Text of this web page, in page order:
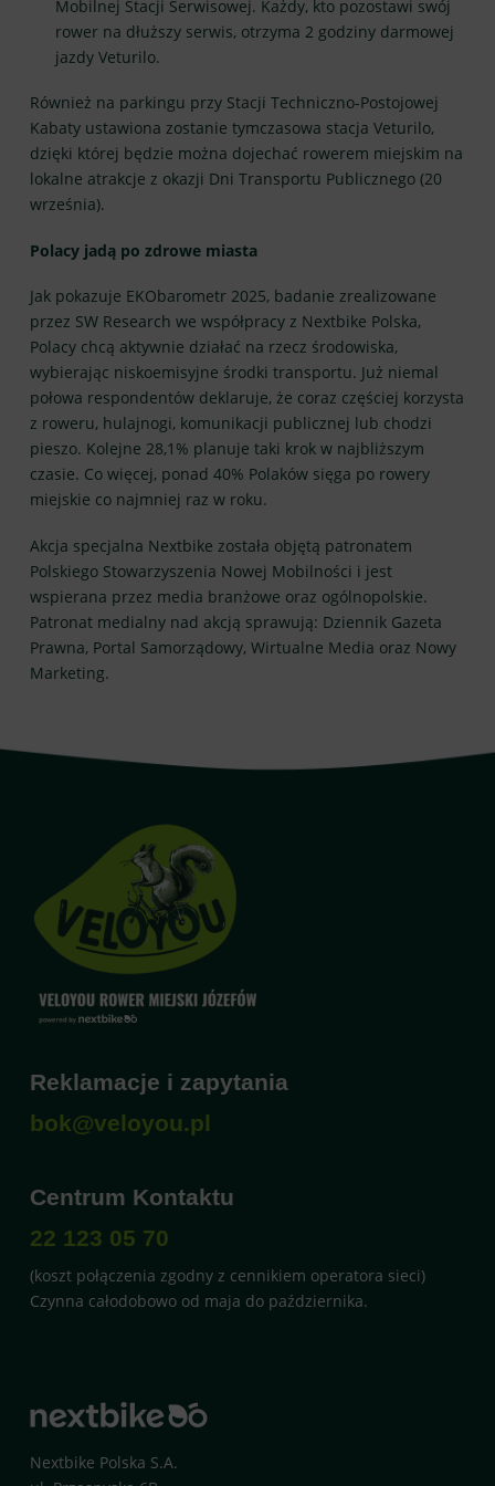
Mobilnej Stacji Serwisowej. Każdy, kto pozostawi swój
rower na dłuższy serwis, otrzyma 2 godziny darmowej
jazdy Veturilo.
Również na parkingu przy Stacji Techniczno-Postojowej
Kabaty ustawiona zostanie tymczasowa stacja Veturilo,
dzięki której będzie można dojechać rowerem miejskim na
lokalne atrakcje z okazji Dni Transportu Publicznego (20
września).
Polacy jadą po zdrowe miasta
Jak pokazuje EKObarometr 2025, badanie zrealizowane
przez SW Research we współpracy z Nextbike Polska,
Polacy chcą aktywnie działać na rzecz środowiska,
wybierając niskoemisyjne środki transportu. Już niemal
połowa respondentów deklaruje, że coraz częściej korzysta
z roweru, hulajnogi, komunikacji publicznej lub chodzi
pieszo. Kolejne 28,1% planuje taki krok w najbliższym
czasie. Co więcej, ponad 40% Polaków sięga po rowery
miejskie co najmniej raz w roku.
Akcja specjalna Nextbike została objętą patronatem
Polskiego Stowarzyszenia Nowej Mobilności i jest
wspierana przez media branżowe oraz ogólnopolskie.
Patronat medialny nad akcją sprawują: Dziennik Gazeta
Prawna, Portal Samorządowy, Wirtualne Media oraz Nowy
Marketing.
Reklamacje i zapytania
bok@veloyou.pl
Centrum Kontaktu
22 123 05 70
(koszt połączenia zgodny z cennikiem operatora sieci)
Czynna całodobowo od maja do października.
Nextbike Polska S.A.